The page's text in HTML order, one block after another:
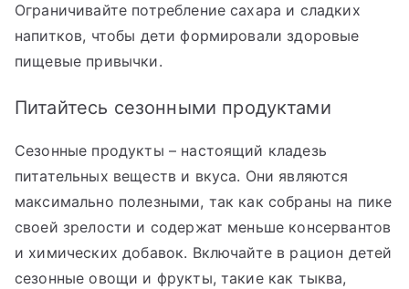
Ограничивайте потребление сахара и сладких
напитков, чтобы дети формировали здоровые
пищевые привычки.
Питайтесь сезонными продуктами
Сезонные продукты – настоящий кладезь
питательных веществ и вкуса. Они являются
максимально полезными, так как собраны на пике
своей зрелости и содержат меньше консервантов
и химических добавок. Включайте в рацион детей
сезонные овощи и фрукты, такие как тыква,